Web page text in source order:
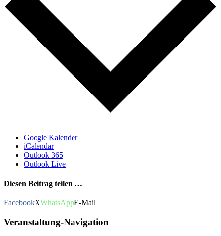
Google Kalender
iCalendar
Outlook 365
Outlook Live
Diesen Beitrag teilen …
FacebookXWhatsAppE-Mail
Veranstaltung-Navigation